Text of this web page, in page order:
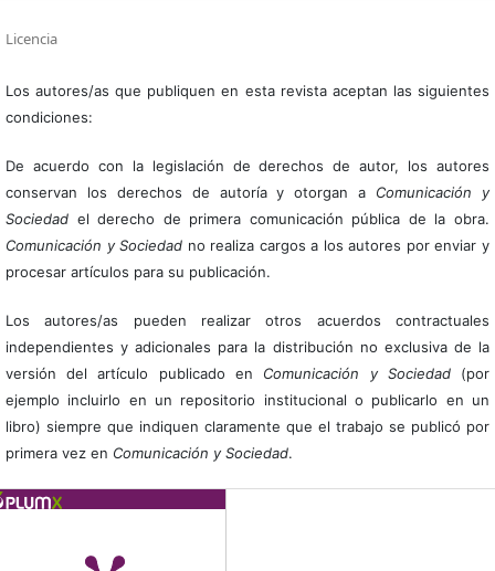
Licencia
Los autores/as que publiquen en esta revista aceptan las siguientes
condiciones:
De acuerdo con la legislación de derechos de autor, los autores
conservan los derechos de autoría y otorgan a Comunicación y
Sociedadel derecho de primera comunicación pública de la obra.
Comunicación y Sociedad no realiza cargos a los autores por enviar y
procesar artículos para su publicación.
Los autores/as pueden realizar otros acuerdos contractuales
independientes y adicionales para la distribución no exclusiva de la
versión del artículo publicado en Comunicación y Sociedad(por
ejemplo incluirlo en un repositorio institucional o publicarlo en un
libro) siempre que indiquen claramente que el trabajo se publicó por
primera vez en Comunicación y Sociedad.